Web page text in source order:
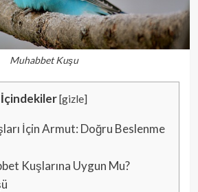
Muhabbet Kuşu
İçindekiler[gizle]
İçin Armut: Doğru Beslenme
Kuşlarına Uygun Mu?